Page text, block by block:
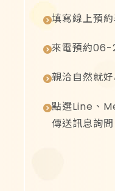
填寫線上預約
來電預約06-
親洽自然就
點選Line、
傳送訊息詢問